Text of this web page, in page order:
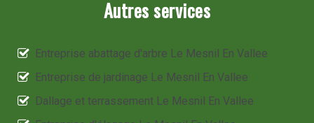
Autres services
Entreprise abattage d'arbre Le Mesnil En Vallee
Entreprise de jardinage Le Mesnil En Vallee
Dallage et terrassement Le Mesnil En Vallee